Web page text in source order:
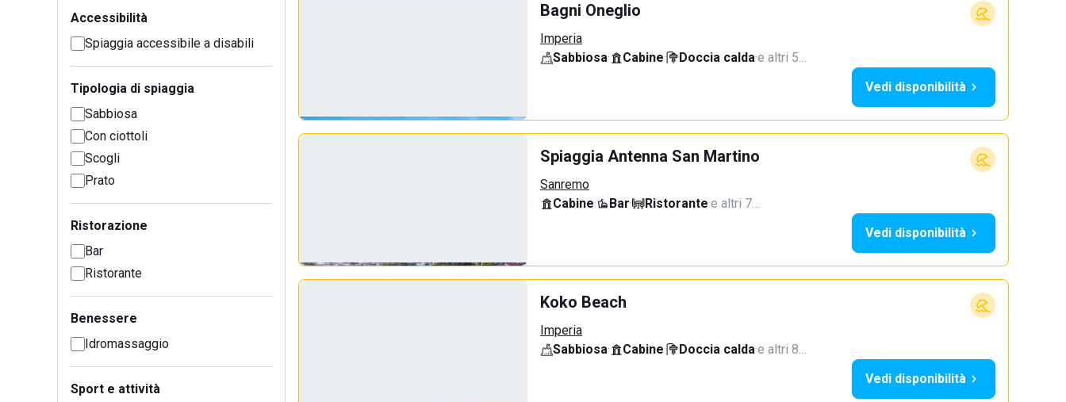
Accessibilità
Spiaggia accessibile a disabili
Tipologia di spiaggia
Sabbiosa
Con ciottoli
Scogli
Prato
Ristorazione
Bar
Ristorante
Benessere
Idromassaggio
Sport e attività
Bagni Oneglio
Imperia
Sabbiosa· Cabine· Doccia calda·e altri 5…
Vedi disponibilità
Spiaggia Antenna San Martino
Sanremo
Cabine· Bar· Ristorante·e altri 7…
Vedi disponibilità
Koko Beach
Imperia
Sabbiosa· Cabine· Doccia calda·e altri 8…
Vedi disponibilità